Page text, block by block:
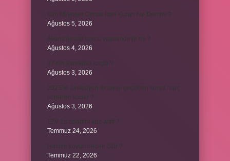
Kim Milyoner Olmak İster Kuran Ne Demek ?
Ağustos 5, 2026
Avans hesap borcu yapılandırılır mı ?
Ağustos 4, 2026
37 nin karekökü kaçtır ?
Ağustos 3, 2026
2025’te direksiyon sınavını geçtikten sonra harç
ücreti ne kadar ?
Ağustos 3, 2026
12V 1a adaptör kaç watt ?
Temmuz 24, 2026
Hamile koyun neden ölür ?
Temmuz 22, 2026